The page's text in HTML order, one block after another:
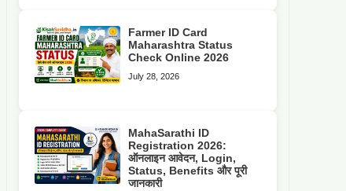
Farmer ID Card
Maharashtra Status
Check Online 2026
July 28, 2026
MahaSarathi ID
Registration 2026:
ऑनलाइन आवेदन, Login,
Status, Benefits और पूरी
जानकारी